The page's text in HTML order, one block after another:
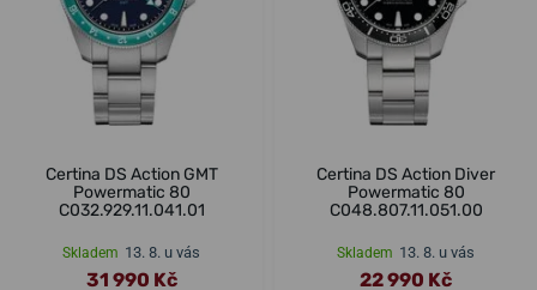
Certina DS Action GMT
Powermatic 80
C032.929.11.041.01
Skladem 13. 8. u vás
31 990 Kč
Certina DS Action Diver
Powermatic 80
C048.807.11.051.00
Skladem 13. 8. u vás
22 990 Kč